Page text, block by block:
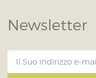
Newsletter